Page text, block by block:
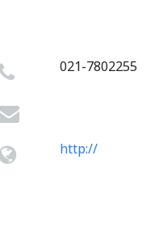
021-7802255
http://